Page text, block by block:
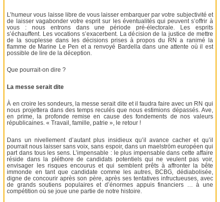
L’humeur vous laisse libre de vous laisser embarquer par votre subjectivité et
de laisser vagabonder votre esprit sur les éventualités qui peuvent s’offrir à
vous : nous entrons dans une période pré-électorale. Les esprits
s’échauffent. Les vocations s’exacerbent. La décision de la justice de mettre
de la souplesse dans les décisions prises à propos du RN a ranimé la
flamme de Marine Le Pen et a renvoyé Bardella dans une attente où il est
possible de lire de la déception.
Que pourrait-on dire ?
La messe serait dite
À en croire les sondeurs, la messe serait dite et il faudra faire avec un RN qui
nous projettera dans des temps reculés que nous estimions dépassés. Ave,
en prime, la profonde remise en cause des fondements de nos valeurs
républicaines. « Travail, famille, patrie », le retour !
Dans un nivellement d’autant plus insidieux qu’il avance cacher et qu’il
pourrait nous laisser sans voix, sans espoir, dans un maelström européen qui
part dans tous les sens. L’impensable : le plus impensable dans cette affaire
réside dans la pléthore de candidats potentiels qui ne veulent pas voir,
envisager les risques encourus et qui semblent prêts à affronter la bête
immonde en tant que candidate comme les autres, BCBG, dédiabolisée,
digne de concourir après son père, après ses tentatives infructueuses, avec
de grands soutiens populaires et d’énormes appuis financiers … à une
compétition où se joue une partie de notre histoire.